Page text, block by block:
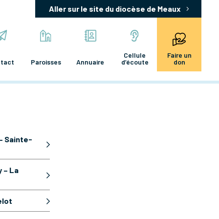
Aller sur le site du diocèse de Meaux
Paroisses Annuaire
Cellule
d’écoute
Faire un
don
Sainte-
– La